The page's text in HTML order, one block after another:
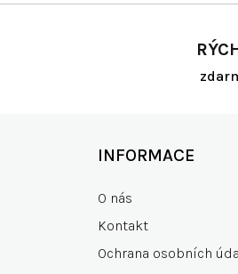
INFORMACE
O nás
Kontakt
Ochrana osobních